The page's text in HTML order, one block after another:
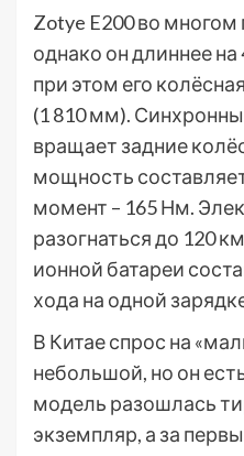
Zotye E200 во
однако он длиннее
при этом его
(1 810 мм).
вращает задние
мощность
момент – 165 Нм.
разогнаться до 120
ионной батареи
хода на одной
В Китае спрос на
небольшой, но он
модель разошлась
экземпляр, а за